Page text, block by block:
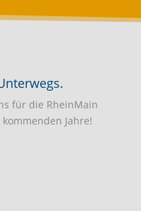
für die RheinMain
Jahre!